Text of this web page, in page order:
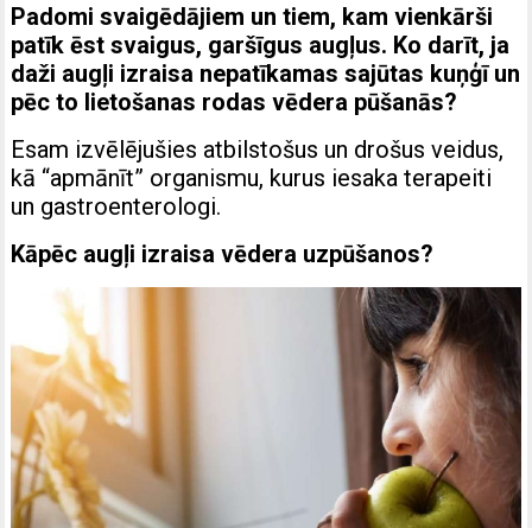
Padomi svaigēdājiem un tiem, kam vienkārši
patīk ēst svaigus, garšīgus augļus. Ko darīt, ja
daži augļi izraisa nepatīkamas sajūtas kuņģī un
pēc to lietošanas rodas vēdera pūšanās?
Esam izvēlējušies atbilstošus un drošus veidus,
kā “apmānīt” organismu, kurus iesaka terapeiti
un gastroenterologi.
Kāpēc augļi izraisa vēdera uzpūšanos?